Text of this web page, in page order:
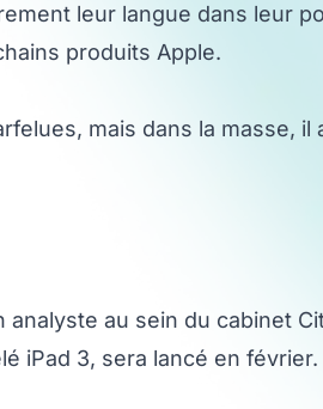
leur langue dans leur
produits Apple.
mais dans la masse,
analyste au sein du cabinet
iPad 3, sera lancé en février.